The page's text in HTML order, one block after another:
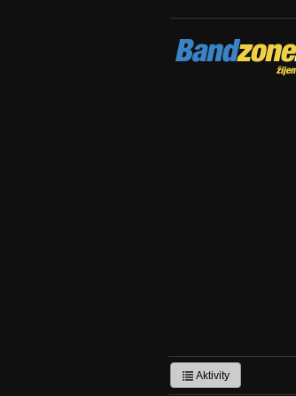
Bandzone.cz
žijeme hudbou
Aktivity